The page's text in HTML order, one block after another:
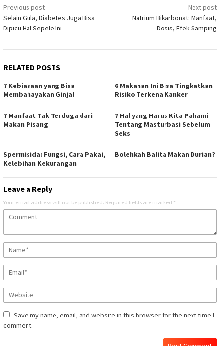
Post
navigation
Previous post
Selain Gula, Diabetes Juga Bisa
Dipicu Hal Sepele Ini
Next post
Natrium Bikarbonat: Manfaat,
Dosis, Efek Samping
RELATED POSTS
7 Kebiasaan yang Bisa
Membahayakan Ginjal
6 Makanan Ini Bisa Tingkatkan
Risiko Terkena Kanker
7 Manfaat Tak Terduga dari
Makan Pisang
7 Hal yang Harus Kita Pahami
Tentang Masturbasi Sebelum
Seks
Spermisida: Fungsi, Cara Pakai,
Kelebihan Kekurangan
Bolehkah Balita Makan Durian?
Leave a Reply
Your email address will not be published. Required fields are marked *
Save my name, email, and website in this browser for the next time I
comment.